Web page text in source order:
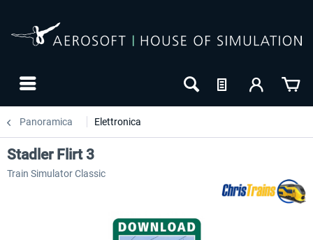
Panoramica Elettronica
Stadler Flirt 3
Train Simulator Classic